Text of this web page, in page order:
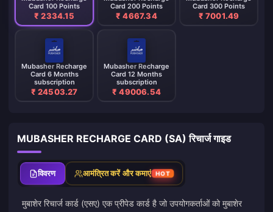
Card 100 Points
₹ 2334.15
Card 200 Points
₹ 4667.34
Card 300 Points
₹ 7001.49
Mubasher Recharge
Card 6 Months
subscription
₹ 24503.27
Mubasher Recharge
Card 12 Months
subscription
₹ 49006.54
MUBASHER RECHARGE CARD (SA) रिचार्ज गाइड
विवरण आमंत्रित करें और कमाएं HOT
मुबाशेर रिचार्ज कार्ड (एसए) एक प्रीपेड कार्ड है जो उपयोगकर्ताओं को मुबाशेर